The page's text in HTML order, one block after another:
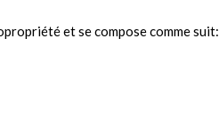
et se compose comme suit: